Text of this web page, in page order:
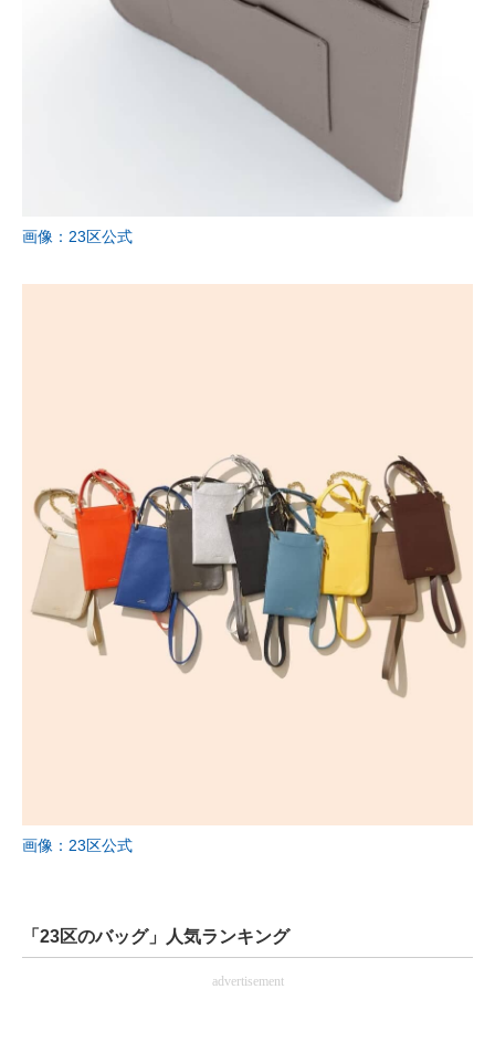
画像：23区公式
画像：23区公式
「23区のバッグ」人気ランキング
advertisement